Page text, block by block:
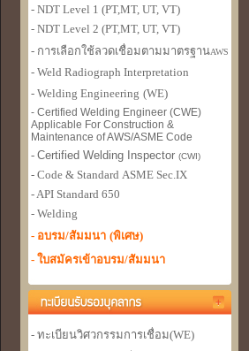
- NDT Level 1 (PT,MT, UT, VT)
- NDT Level 2 (PT,MT, UT, VT)
- การเลือกใช้ลวดเชื่อมตามมาตรฐานAWS
- Weld Radiograph Interpretation
- Welding Engineering (WE)
- Certified Welding Engineer (CWE)
Applicable For Construction &
Maintenance of AWS/ASME Code
- Certified Welding Inspector (CWI)
- Code & Standard ASME Sec.IX
- API Standard 650
- Welding
- อบรม/สัมมนา (พิเศษ)
- ใบสมัครเข้าอบรม/สัมมนา
- ทะเบียนวิศวกรรมการเชื่อม(WE)